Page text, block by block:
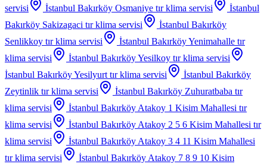
servisi
İstanbul Bakırköy Osmaniye tır klima servisi
İstanbul
Bakırköy Sakizagaci tır klima servisi
İstanbul Bakırköy
Senlikkoy tır klima servisi İstanbul Bakırköy Yenimahalle tır
klima servisi
İstanbul Bakırköy Yesilkoy tır klima servisi
İstanbul Bakırköy Yesilyurt tır klima servisi
İstanbul Bakırköy
Zeytinlik tır klima servisi İstanbul Bakırköy Zuhuratbaba tır
klima servisi
İstanbul Bakırköy Atakoy 1 Kisim Mahallesi tır
klima servisi
İstanbul Bakırköy Atakoy 2 5 6 Kisim Mahallesi tır
klima servisi
İstanbul Bakırköy Atakoy 3 4 11 Kisim Mahallesi
tır klima servisi
İstanbul Bakırköy Atakoy 7 8 9 10 Kisim